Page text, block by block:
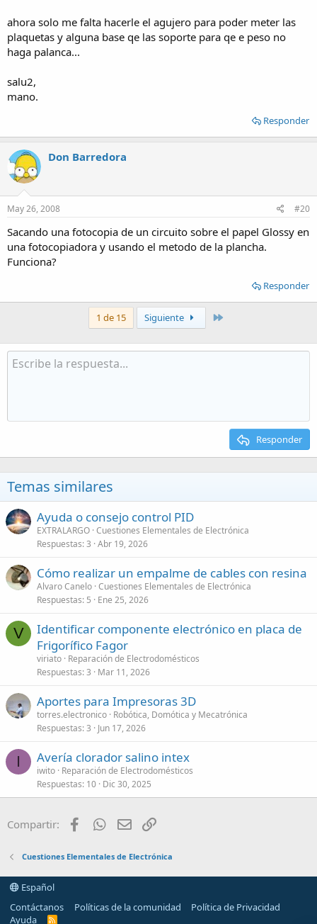
ahora solo me falta hacerle el agujero para poder meter las
plaquetas y alguna base qe las soporte para qe e peso no
haga palanca...
salu2,
mano.
Responder
Don Barredora
May 26, 2008 #20
Sacando una fotocopia de un circuito sobre el papel Glossy en
una fotocopiadora y usando el metodo de la plancha.
Funciona?
Responder
1 de 15 Siguiente
Responder
Temas similares
Ayuda o consejo control PID
EXTRALARGO Cuestiones Elementales de Electrónica
Respuestas 3 Abr 19, 2026
Cómo realizar un empalme de cables con resina
Alvaro Canelo Cuestiones Elementales de Electrónica
Respuestas 5 Ene 25, 2026
V
Identificar componente electrónico en placa de
Frigorífico Fagor
viriato Reparación de Electrodomésticos
Respuestas 3 Mar 11, 2026
Aportes para Impresoras 3D
torres.electronico Robótica, Domótica y Mecatrónica
Respuestas 3 Jun 17, 2026
I Avería clorador salino intex
iwito Reparación de Electrodomésticos
Respuestas 10 Dic 30, 2025
Compartir: FacebookWhatsApp
Email
Cuestiones Elementales de Electrónica
Español
Contáctanos
Políticas de la comunidad
Política de Privacidad
Ayuda
R